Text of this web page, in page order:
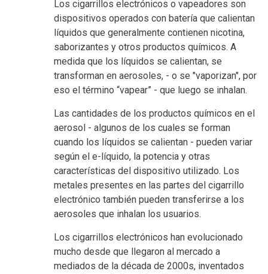
Los cigarrillos electrónicos o vapeadores son
dispositivos operados con batería que calientan
líquidos que generalmente contienen nicotina,
saborizantes y otros productos químicos. A
medida que los líquidos se calientan, se
transforman en aerosoles, - o se "vaporizan", por
eso el término “vapear” - que luego se inhalan.
Las cantidades de los productos químicos en el
aerosol - algunos de los cuales se forman
cuando los líquidos se calientan - pueden variar
según el e-líquido, la potencia y otras
características del dispositivo utilizado. Los
metales presentes en las partes del cigarrillo
electrónico también pueden transferirse a los
aerosoles que inhalan los usuarios.
Los cigarrillos electrónicos han evolucionado
mucho desde que llegaron al mercado a
mediados de la década de 2000s, inventados